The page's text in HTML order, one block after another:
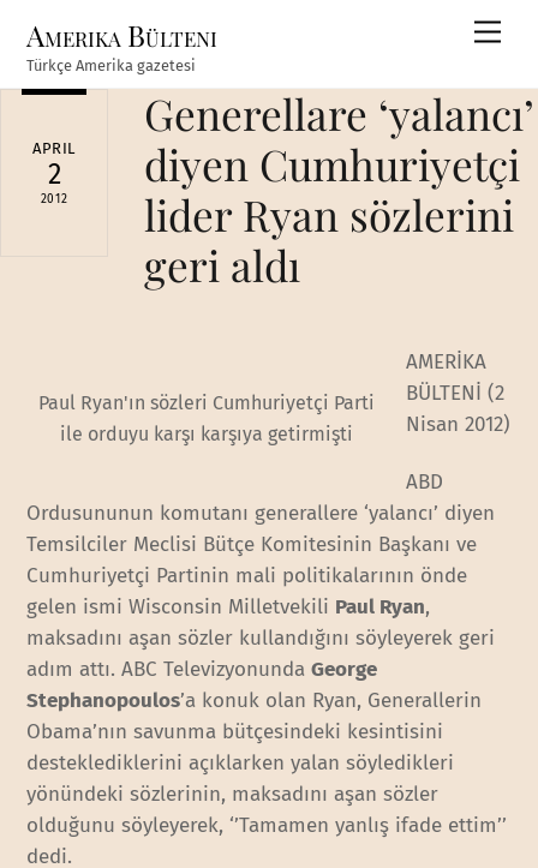
content
Amerika Bülteni
Türkçe Amerika gazetesi
APRIL
2
2012
Generellare ‘yalancı’
diyen Cumhuriyetçi
lider Ryan sözlerini
geri aldı
Paul Ryan'ın sözleri Cumhuriyetçi Parti
ile orduyu karşı karşıya getirmişti
AMERİKA
BÜLTENİ (2
Nisan 2012)
ABD
Ordusununun komutanı generallere ‘yalancı’ diyen
Temsilciler Meclisi Bütçe Komitesinin Başkanı ve
Cumhuriyetçi Partinin mali politikalarının önde
gelen ismi Wisconsin Milletvekili Paul Ryan,
maksadını aşan sözler kullandığını söyleyerek geri
adım attı. ABC TelevizyonundaGeorge
Stephanopoulos’a konuk olan Ryan, Generallerin
Obama’nın savunma bütçesindeki kesintisini
desteklediklerini açıklarken yalan söyledikleri
yönündeki sözlerinin, maksadını aşan sözler
olduğunu söyleyerek, ‘’Tamamen yanlış ifade ettim’’
dedi.